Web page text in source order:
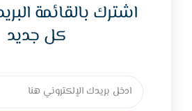
اشترك بالقائمة
كل جديد